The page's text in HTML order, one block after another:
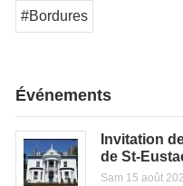
#Bordures
Événements
Invitation
de St-
Sam 15 août